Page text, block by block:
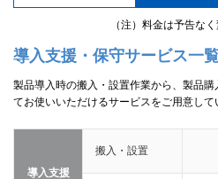
（注）料金は予告な
導入支援・保守サービス一
製品導入時の搬入・設置作業から、製品
てお使いいただけるサービスをご用意して
導入支援
搬入・設置